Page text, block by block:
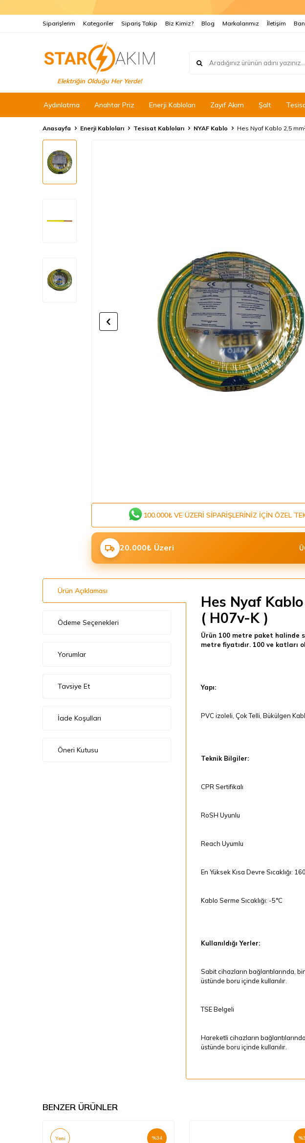
Siparişlerim Kategoriler Sipariş Takip Biz Kimiz? Blog Markalarımız İletişim
Elektriğin Olduğu Her Yerde!
Aydınlatma Anahtar Priz Enerji Kabloları Zayıf Akım Şalt
Anasayfa Enerji Kabloları Tesisat Kabloları NYAF Kablo Hes Nyaf Kablo 2,5
100.000₺ VE ÜZERI SIPARIŞLERINIZ IÇIN ÖZEL
20.000₺ Üzeri
Ürün Açıklaması
Ödeme Seçenekleri
Yorumlar
Tavsiye Et
İade Koşulları
Öneri Kutusu
Hes Nyaf Kablo
( H07v-K )
Ürün 100 metre paket halinde
metre fiyatıdır. 100 ve katları
Yapı:
PVC izoleli, Çok Telli, Bükülgen
Teknik Bilgiler:
CPR Sertifikalı
RoSH Uyunlu
Reach Uyumlu
En Yüksek Kısa Devre Sıcaklığı:
Kablo Serme Sıcaklığı: -5°C
Kullanıldığı Yerler:
Sabit cihazların bağlantılarında,
üstünde boru içinde kullanılır.
TSE Belgeli
Hareketli cihazların
üstünde boru içinde kullanılır.
BENZER ÜRÜNLER
%34
Yeni %